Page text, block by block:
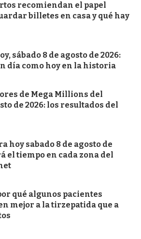
recomiendan el papel
billetes en casa y qué hay
sábado 8 de agosto de 2026:
día como hoy en la historia
de Mega Millions del
de 2026: los resultados del
hoy sabado 8 de agosto de
el tiempo en cada zona del
qué algunos pacientes
mejor a la tirzepatida que a